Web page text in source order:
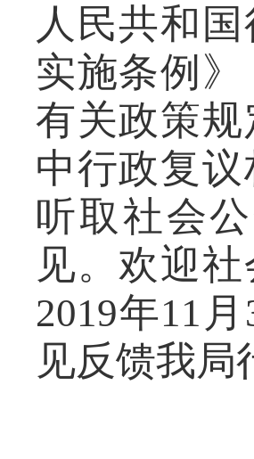
人民共和
实施条例
有关政策
中行政复
听取社会
见。欢迎
2019年11 月
见反馈我局